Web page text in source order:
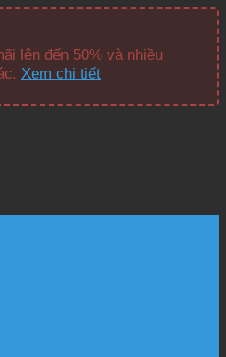
lên đến 50% và nhiều
Xem chi tiết